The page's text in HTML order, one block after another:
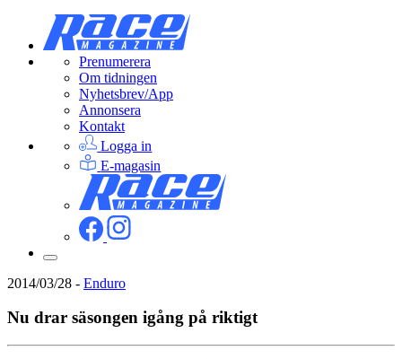
Prenumerera
Om tidningen
Nyhetsbrev/App
Annonsera
Kontakt
Logga in
E-magasin
2014/03/28 - Enduro
Nu drar säsongen igång på riktigt